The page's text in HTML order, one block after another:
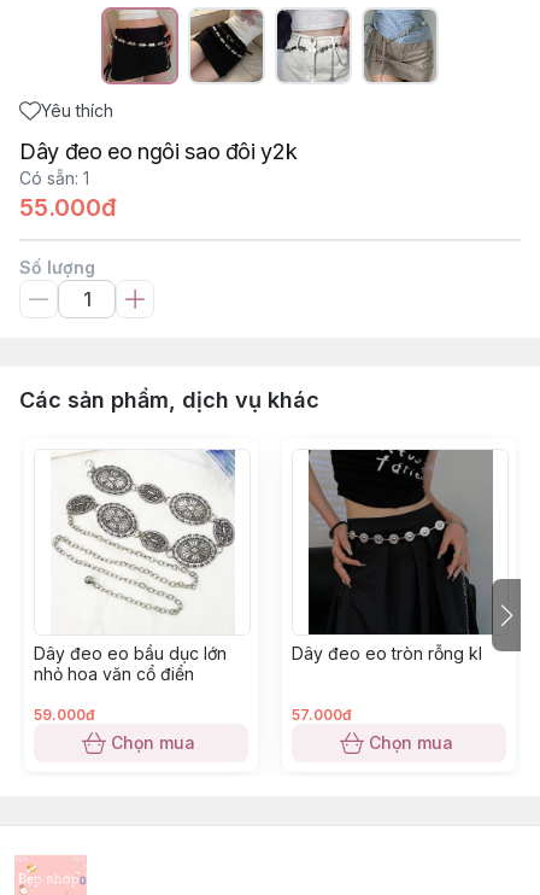
Yêu thích
Dây đeo eo ngôi sao đôi y2k
Có sẵn: 1
55.000đ
Số lượng
Các sản phẩm, dịch vụ khác
Dây đeo eo bầu dục lớn
nhỏ hoa văn cổ điển
59.000đ
Chọn mua
Dây đeo eo tròn rỗng kl
57.000đ
Chọn mua